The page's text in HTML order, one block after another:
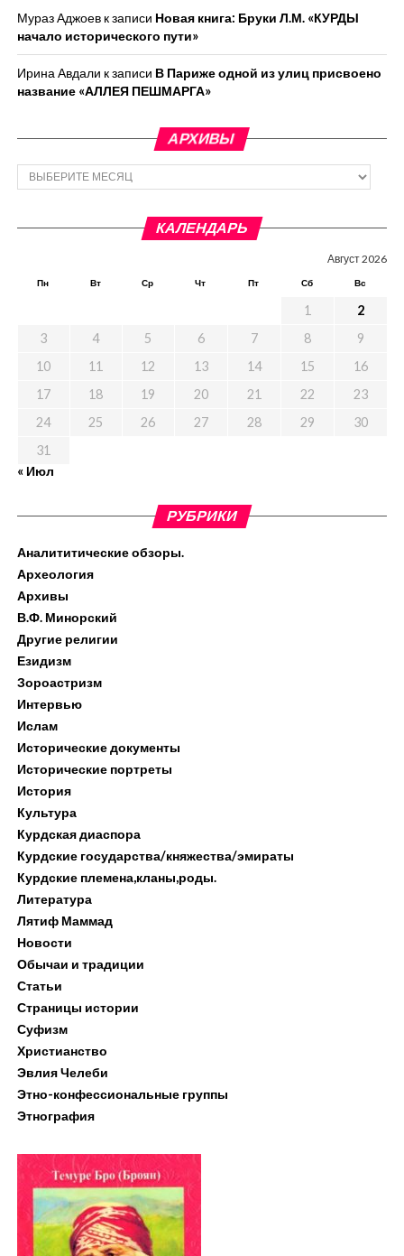
Мураз Аджоевк записи Новая книга: Бруки Л.М. «КУРДЫ
начало исторического пути»
Ирина Авдали к записи В Париже одной из улиц присвоено
название «АЛЛЕЯ ПЕШМАРГА»
АРХИВЫ
Архивы
КАЛЕНДАРЬ
Август 2026
Пн Вт Ср Чт Пт Сб Вс
1
2
3
4 5 6 7 8
9
10
11 12 13 14 15
16
17
18 19 20 21 22
23
24
25 26 27 28 29
30
31
« Июл
РУБРИКИ
Аналититические обзоры.
Археология
Архивы
В.Ф. Минорский
Другие религии
Езидизм
Зороастризм
Интервью
Ислам
Исторические документы
Исторические портреты
История
Культура
Курдская диаспора
Курдские государства/княжества/эмираты
Курдские племена,кланы,роды.
Литература
Лятиф Маммад
Новости
Обычаи и традиции
Статьи
Страницы истории
Суфизм
Христианство
Эвлия Челеби
Этно-конфессиональные группы
Этнография